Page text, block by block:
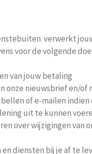
verwerkt
voor de volgende
van jouw betaling
onze nieuwsbrief en/
of e-mailen indien
uit te kunnen
over wijzigingen van
en diensten bij je af te